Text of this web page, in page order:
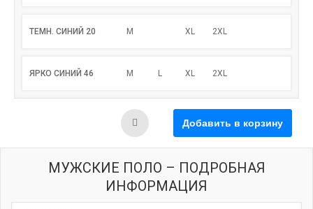
ТЕМН. СИНИЙ 20 M XL 2XL
ЯРКО СИНИЙ 46 M L XL 2XL
МУЖСКИЕ ПОЛО – ПОДРОБНАЯ
ИНФОРМАЦИЯ